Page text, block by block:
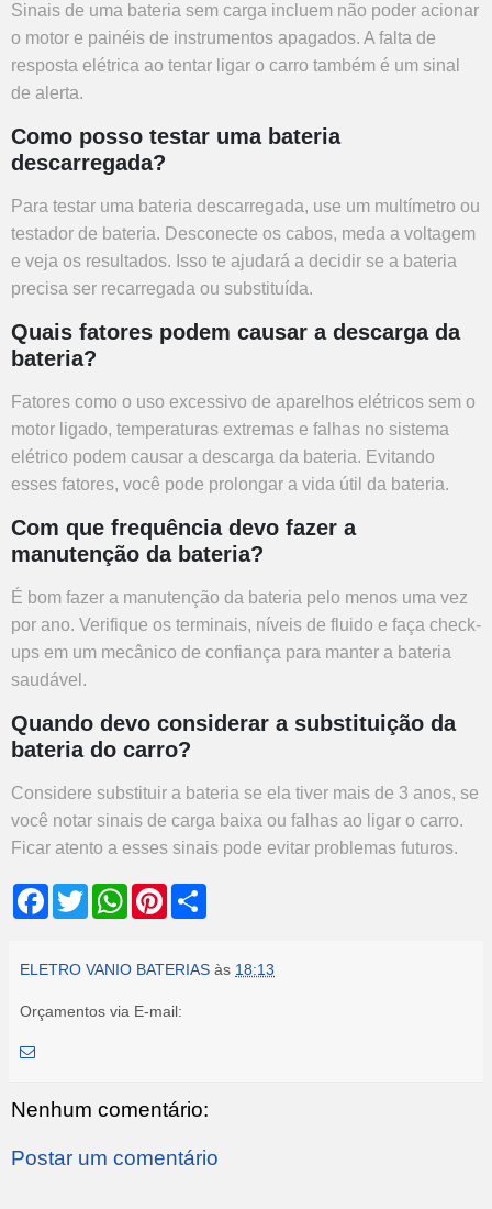
Sinais de uma bateria sem carga incluem não poder acionar
o motor e painéis de instrumentos apagados. A falta de
resposta elétrica ao tentar ligar o carro também é um sinal
de alerta.
Como posso testar uma bateria
descarregada?
Para testar uma bateria descarregada, use um multímetro ou
testador de bateria. Desconecte os cabos, meda a voltagem
e veja os resultados. Isso te ajudará a decidir se a bateria
precisa ser recarregada ou substituída.
Quais fatores podem causar a descarga da
bateria?
Fatores como o uso excessivo de aparelhos elétricos sem o
motor ligado, temperaturas extremas e falhas no sistema
elétrico podem causar a descarga da bateria. Evitando
esses fatores, você pode prolongar a vida útil da bateria.
Com que frequência devo fazer a
manutenção da bateria?
É bom fazer a manutenção da bateria pelo menos uma vez
por ano. Verifique os terminais, níveis de fluido e faça check-
ups em um mecânico de confiança para manter a bateria
saudável.
Quando devo considerar a substituição da
bateria do carro?
Considere substituir a bateria se ela tiver mais de 3 anos, se
você notar sinais de carga baixa ou falhas ao ligar o carro.
Ficar atento a esses sinais pode evitar problemas futuros.
F
b
o
k
T
w
t
e
W
s
A
p
P
e
r
s
e
ELETRO VANIO BATERIAS às 18:13
Orçamentos via E-mail:
Nenhum comentário:
Postar um comentário